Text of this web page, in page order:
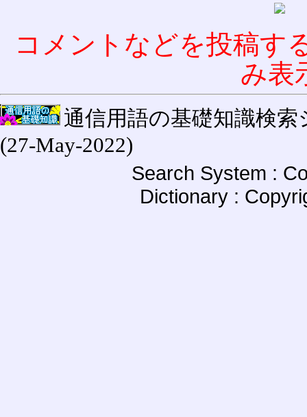
コメントなどを投稿す
み表
通信用語の基礎知識検索
(27-May-2022)
Search System :
Dictionary :